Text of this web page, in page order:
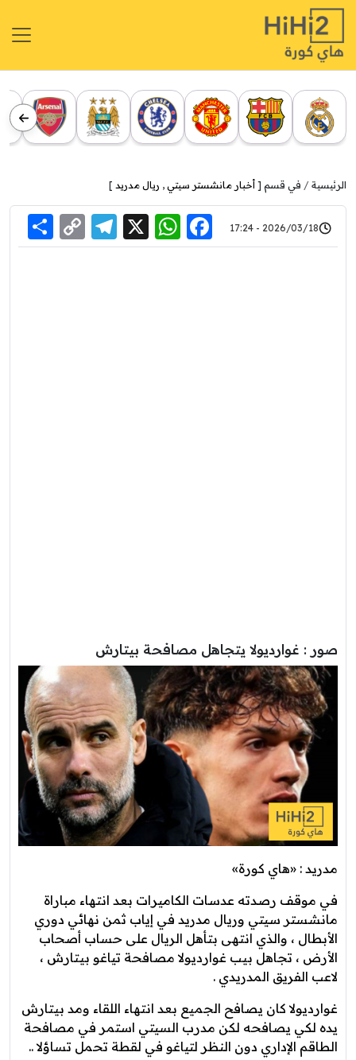
الرئيسية في قسم [ أخبار مانشستر سيتي , ريال مدريد ]
2026/03/18 - 17:24
Facebook
WhatsApp
X
Link
صور : غوارديولا يتجاهل مصافحة بيتارش
مدريد : «هاي كورة»
في موقف رصدته عدسات الكاميرات بعد انتهاء مباراة
مانشستر سيتي وريال مدريد في إياب ثمن نهائي دوري
الأبطال ، والذي انتهى بتأهل الريال على حساب أصحاب
الأرض ، تجاهل بيب غوارديولا مصافحة تياغو بيتارش ،
لاعب الفريق المدريدي .
غوارديولا كان يصافح الجميع بعد انتهاء اللقاء ومد بيتارش
يده لكي يصافحه لكن مدرب السيتي استمر في مصافحة
الطاقم الإداري دون النظر لتياغو في لقطة تحمل تساؤلا ..